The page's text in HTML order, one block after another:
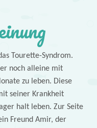
Tourette-Syndrom.
noch alleine mit
zu leben. Diese
seiner Krankheit
halt leben. Zur Seite
Freund Amir, der